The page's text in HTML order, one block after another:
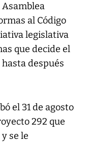
Asamblea
al Código
legislativa
que decide el
después
el 31 de agosto
292 que
se le